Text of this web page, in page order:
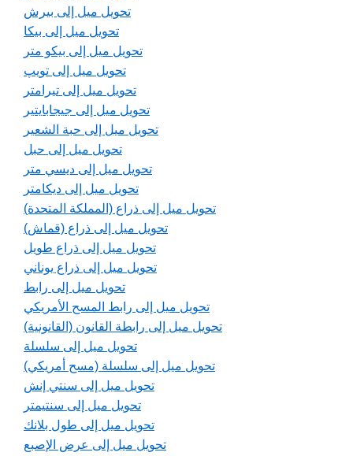
تحويل ميل إلى بيرش
تحويل ميل إلى بيكا
تحويل ميل إلى بيكو متر
تحويل ميل إلى تويپ
تحويل ميل إلى تيرامتر
تحويل ميل إلى جيجابايتير
تحويل ميل إلى حبة الشعير
تحويل ميل إلى حبل
تحويل ميل إلى ديسي متر
تحويل ميل إلى ديكامتر
تحويل ميل إلى ذراع (المملكة المتحدة)
تحويل ميل إلى ذراع (قماش)
تحويل ميل إلى ذراع طويل
تحويل ميل إلى ذراع يوناني
تحويل ميل إلى رابط
تحويل ميل إلى رابط المسح الأمريكي
تحويل ميل إلى رابطة القانون (القانونية)
تحويل ميل إلى سلسلة
تحويل ميل إلى سلسلة (مسح أمريكي)
تحويل ميل إلى سنتي إنش
تحويل ميل إلى سنتيمتر
تحويل ميل إلى طول بلانك
تحويل ميل إلى عرض الإصبع